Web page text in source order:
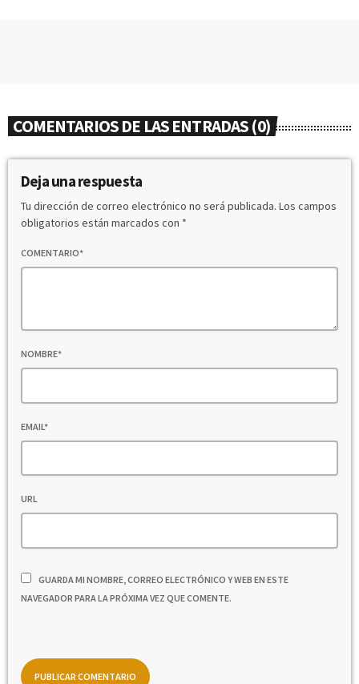
COMENTARIOS DE LAS ENTRADAS (0)
Deja una respuesta
Tu dirección de correo electrónico no será publicada. Los campos
obligatorios están marcados con *
COMENTARIO*
NOMBRE*
EMAIL*
URL
GUARDA MI NOMBRE, CORREO ELECTRÓNICO Y WEB EN ESTE
NAVEGADOR PARA LA PRÓXIMA VEZ QUE COMENTE.